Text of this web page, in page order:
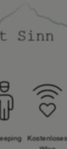
Sinn
Kostenloses